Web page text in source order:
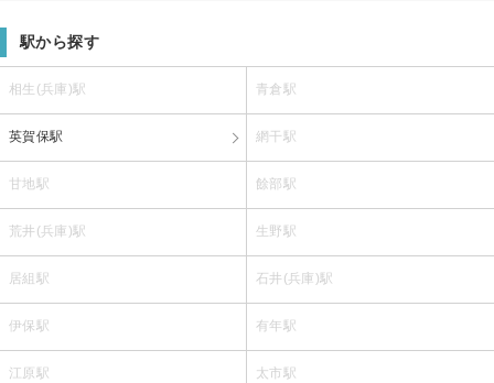
駅から探す
相生(兵庫)駅 青倉駅
英賀保駅 網干駅
甘地駅 餘部駅
荒井(兵庫)駅 生野駅
居組駅 石井(兵庫)駅
伊保駅 有年駅
江原駅 太市駅